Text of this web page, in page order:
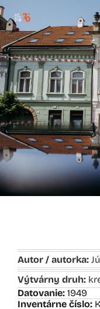
Autor / autorka:
Výtvárny druh:
Datovanie: 1949
Inventárne číslo: